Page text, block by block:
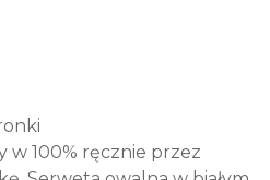
w 100% ręcznie przez